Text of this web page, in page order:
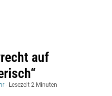
auf
- Lesezeit 2 Minuten